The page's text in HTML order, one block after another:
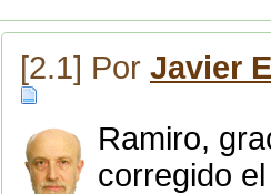
[2.1] Por Javier
Ramiro,
corregido